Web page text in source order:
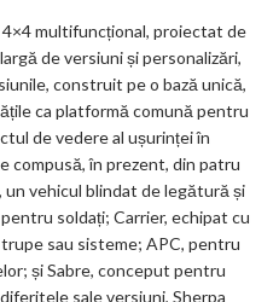
multifuncțional, proiectat de
de versiuni și personalizări,
construit pe o bază unică,
ca platformă comună pentru
de vedere al ușurinței în
compusă, în prezent, din patru
un vehicul blindat de legătură și
soldați; Carrier, echipat cu
sau sisteme; APC, pentru
și Sabre, conceput pentru
sale versiuni, Sherpa